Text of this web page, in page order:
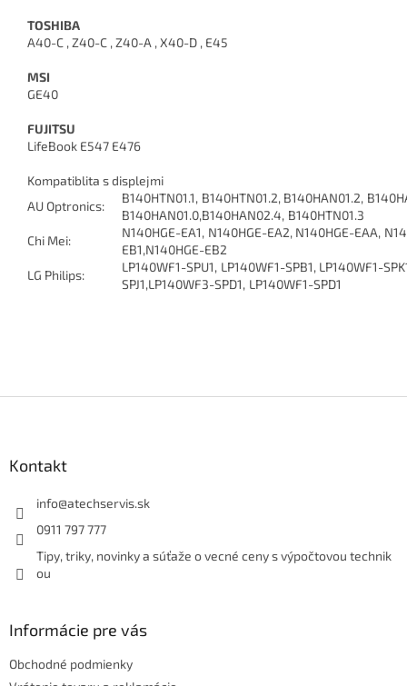
TOSHIBA
A40-C , Z40-C , Z40-A , X40-D , E45
MSI
GE40
FUJITSU
LifeBook E547 E476
Kompatiblita s displejmi
AU Optronics:
B140HTN01.1, B140HTN01.2, B140HAN01.2,
B140HAN01.0,B140HAN02.4, B140HTN01.3
Chi Mei:
N140HGE-EA1, N140HGE-EA2, N140HGE-EAA,
EB1,N140HGE-EB2
LG Philips:
LP140WF1-SPU1, LP140WF1-SPB1, LP140WF1-
SPJ1,LP140WF3-SPD1, LP140WF1-SPD1
Kontakt
info@atechservis.sk
0911 797 777
Tipy, triky, novinky a súťaže o vecné ceny s výpočtovou technik
ou
Informácie pre vás
Obchodné podmienky